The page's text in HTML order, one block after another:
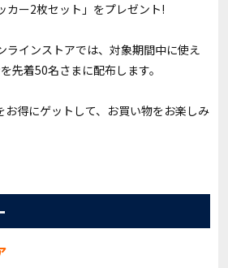
カー2枚セット」をプレゼント!
ラインストアでは、対象期間中に使え
先着50名さまに配布します。
お得にゲットして、お買い物をお楽しみ